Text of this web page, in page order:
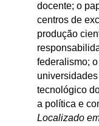
docente; o
centros de
produção
federalismo;
tecnológico
a política e
Localizado